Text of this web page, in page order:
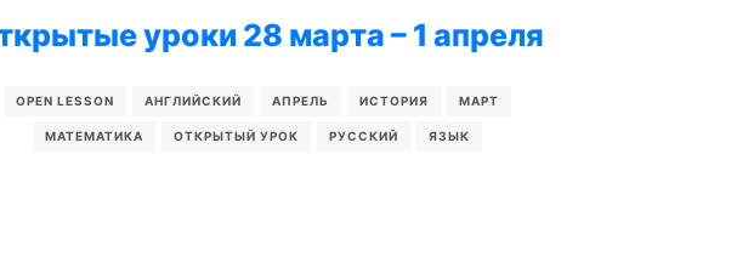
уроки 28 марта – 1 апреля
OPEN LESSON АНГЛИЙСКИЙ АПРЕЛЬ ИСТОРИЯ МАРТ
МАТЕМАТИКА ОТКРЫТЫЙ УРОК РУССКИЙ ЯЗЫК